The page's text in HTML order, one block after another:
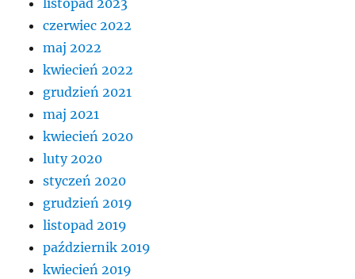
listopad 2023
czerwiec 2022
maj 2022
kwiecień 2022
grudzień 2021
maj 2021
kwiecień 2020
luty 2020
styczeń 2020
grudzień 2019
listopad 2019
październik 2019
kwiecień 2019